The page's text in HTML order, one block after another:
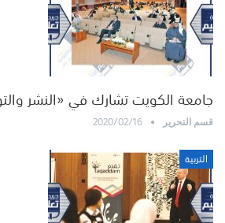
جامعة الكويت تشارك في «النشر
قسم التحرير 2020/02/16
التربية